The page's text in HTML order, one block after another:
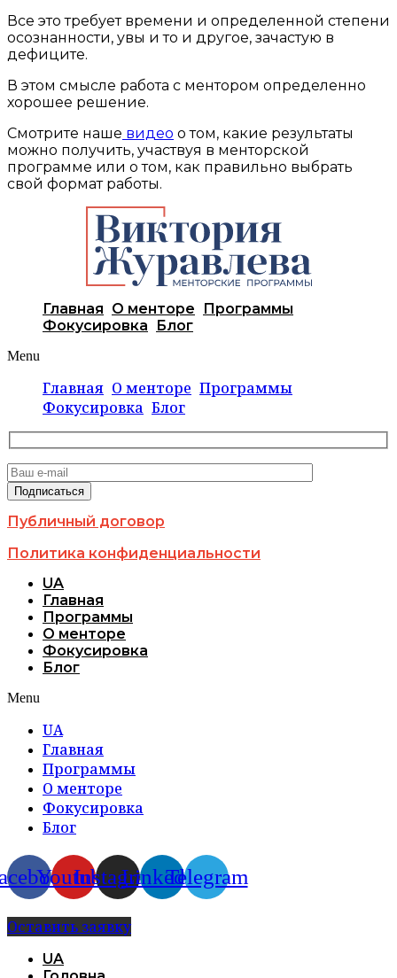
Все это требует времени и определенной степени
осознанности, увы и то и другое, зачастую в
дефиците.
В этом смысле работа с ментором определенно
хорошее решение.
Смотрите наше видео о том, какие результаты
можно получить, участвуя в менторской
программе или о том, как правильно выбрать
свой формат работы.
Главная О менторе
Программы
Фокусировка
Блог
Menu
Главная О менторе Программы
Фокусировка Блог
Публичный договор
Политика конфиденциальности
UA
Главная
Программы
О менторе
Фокусировка
Блог
Menu
UA
Главная
Программы
О менторе
Фокусировка
Блог
YoutubeInstagramLinkedinTelegram
Оставить заявку
UA